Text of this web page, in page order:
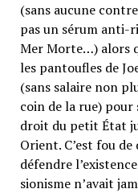
(sans aucune
pas un sérum anti-
Mer Morte…) alors
les pantoufles de
(sans salaire non
coin de la rue)
droit du petit État
Orient. C’est fou
défendre
sionisme n’avait